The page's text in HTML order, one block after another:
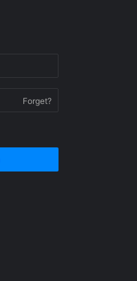
Forget?